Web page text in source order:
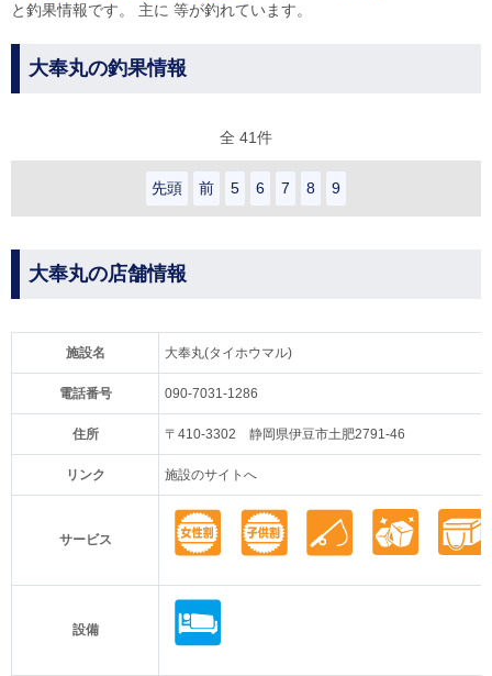
と釣果情報です。 主に 等が釣れています。
大奉丸の釣果情報
全 41件
先頭 前 5 6 7 8 9
大奉丸の店舗情報
施設名 大奉丸(タイホウマル)
電話番号 090-7031-1286
住所 〒410-3302 静岡県伊豆市土肥2791-46
リンク 施設のサイトへ
サービス
設備